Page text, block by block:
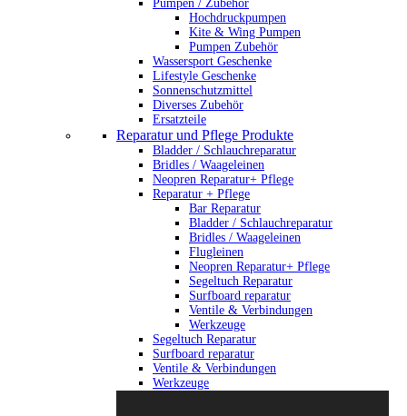
Pumpen / Zubehör
Hochdruckpumpen
Kite & Wing Pumpen
Pumpen Zubehör
Wassersport Geschenke
Lifestyle Geschenke
Sonnenschutzmittel
Diverses Zubehör
Ersatzteile
Reparatur und Pflege Produkte
Bladder / Schlauchreparatur
Bridles / Waageleinen
Neopren Reparatur+ Pflege
Reparatur + Pflege
Bar Reparatur
Bladder / Schlauchreparatur
Bridles / Waageleinen
Flugleinen
Neopren Reparatur+ Pflege
Segeltuch Reparatur
Surfboard reparatur
Ventile & Verbindungen
Werkzeuge
Segeltuch Reparatur
Surfboard reparatur
Ventile & Verbindungen
Werkzeuge